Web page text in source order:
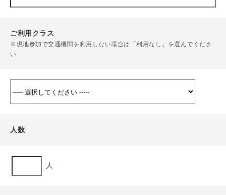
ご利用クラス
※現地参加で交通機関を利用しない場合は「利用なし」を選んでくださ
い
人数
人